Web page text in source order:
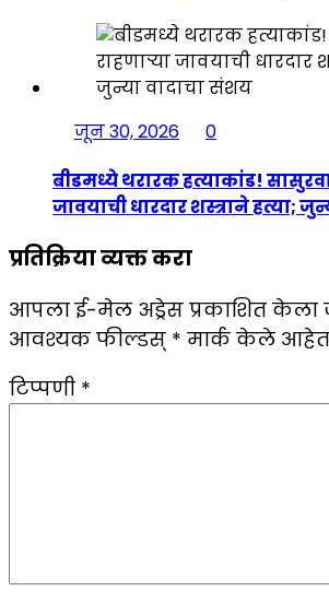
जून 30, 2026
0
बीडमध्ये थरारक हत्याकांड!
जावयाची धारदार शस्त्राने हत्या;
प्रतिक्रिया व्यक्त करा
आपला ई-मेल अड्रेस प्रकाशित केला
आवश्यक फील्डस् * मार्क केले आहेत
टिप्पणी *